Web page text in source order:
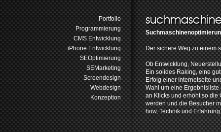
Portfolio
Programmierung
CMS Entwicklung
iPhone Entwicklung
SEOptimierung
SEMarketing
Screendesign
Webdesign
Konzeption
Der sichere Weg zu einem
Ob Entwicklung,
Ein solides Raking, eine
Erfolg einer Internetseite
Wahl um eine
an Klicks und erhöht so die
werden und die Besucher
how, Technik und Erfahrung.